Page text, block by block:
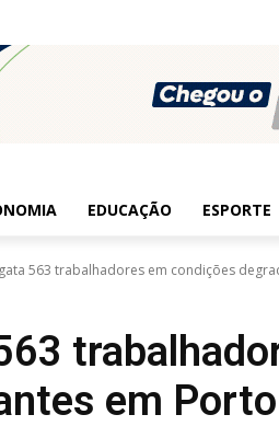
EDUCAÇÃO ESPORTE
563 trabalhadores em condições
em Porto